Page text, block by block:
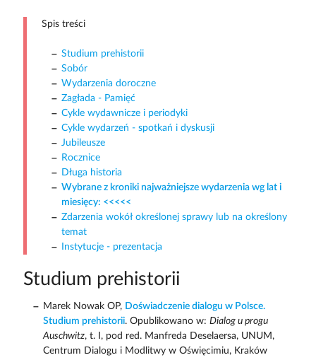
Spis treści
Studium prehistorii
Sobór
Wydarzenia doroczne
Zagłada - Pamięć
Cykle wydawnicze i periodyki
Cykle wydarzeń - spotkań i dyskusji
Jubileusze
Rocznice
Długa historia
Wybrane z kroniki najważniejsze wydarzenia wg lat i
miesięcy: <<<<<
Zdarzenia wokół określonej sprawy lub na określony
temat
Instytucje - prezentacja
Studium prehistorii
Marek Nowak OP, Doświadczenie dialogu w Polsce.
Studium prehistorii. Opublikowano w: Dialog u progu
Auschwitz, t. I, pod red. Manfreda Deselaersa, UNUM,
Centrum Dialogu i Modlitwy w Oświęcimiu, Kraków